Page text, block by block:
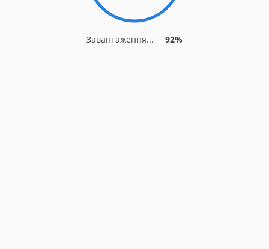
Завантаження... 92%